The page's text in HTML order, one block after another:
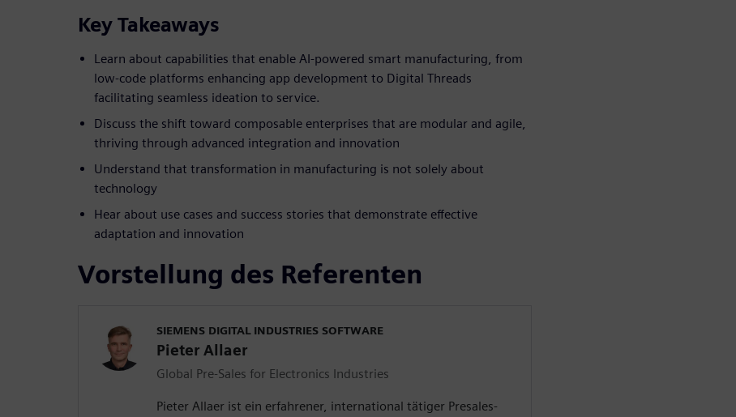
Key Takeaways
Learn about capabilities that enable AI-powered smart manufacturing, from
low-code platforms enhancing app development to Digital Threads
facilitating seamless ideation to service.
Discuss the shift toward composable enterprises that are modular and agile,
thriving through advanced integration and innovation
Understand that transformation in manufacturing is not solely about
technology
Hear about use cases and success stories that demonstrate effective
adaptation and innovation
Vorstellung des Referenten
SIEMENS DIGITAL INDUSTRIES SOFTWARE
Pieter Allaer
Global Pre-Sales for Electronics Industries
Pieter Allaer ist ein erfahrener, international tätiger Presales-